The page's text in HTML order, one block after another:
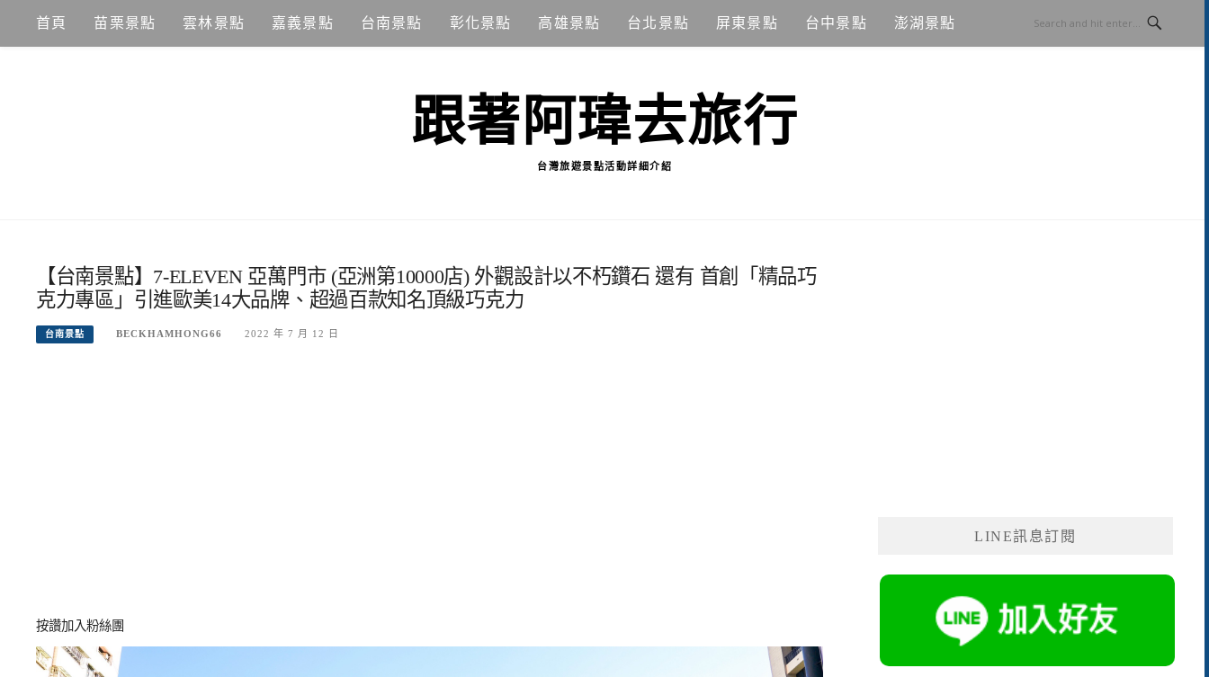
content
首頁 苗栗景點 雲林景點 嘉義景點 台南景點 彰化景點 高雄景點 台北景點 屏東景點 台中景點 澎湖景點
跟著阿瑋去旅行
台灣旅遊景點活動詳細介紹
【台南景點】7-ELEVEN 亞萬門市 (亞洲第10000店) 外觀設計以不朽鑽石 還有 首創「精品巧
克力專區」引進歐美14大品牌、超過百款知名頂級巧克力
台南景點 BECKHAMHONG66 2022 年 7 月 12 日
按讚加入粉絲團
LINE訊息訂閱